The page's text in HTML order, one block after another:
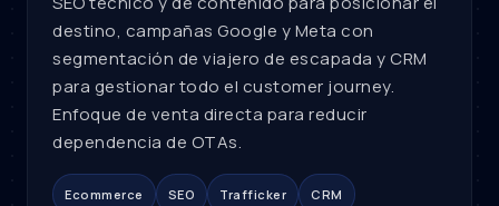
destino, campañas Google y Meta con
segmentación de viajero de escapada y CRM
para gestionar todo el customer journey.
Enfoque de venta directa para reducir
dependencia de OTAs.
Ecommerce SEO Trafficker CRM